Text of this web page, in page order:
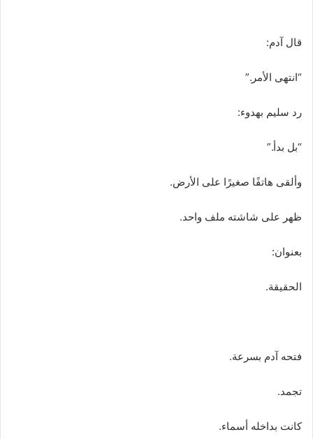
قال آدم:
“انتهى الأمر.”
رد سليم بهدوء:
“بل بدأ.”
وألقى هاتفًا صغيرًا على الأرض.
ظهر على شاشته ملف واحد.
بعنوان:
الحقيقة.
فتحه آدم بسرعة.
تجمد.
كانت بداخله أسماء.